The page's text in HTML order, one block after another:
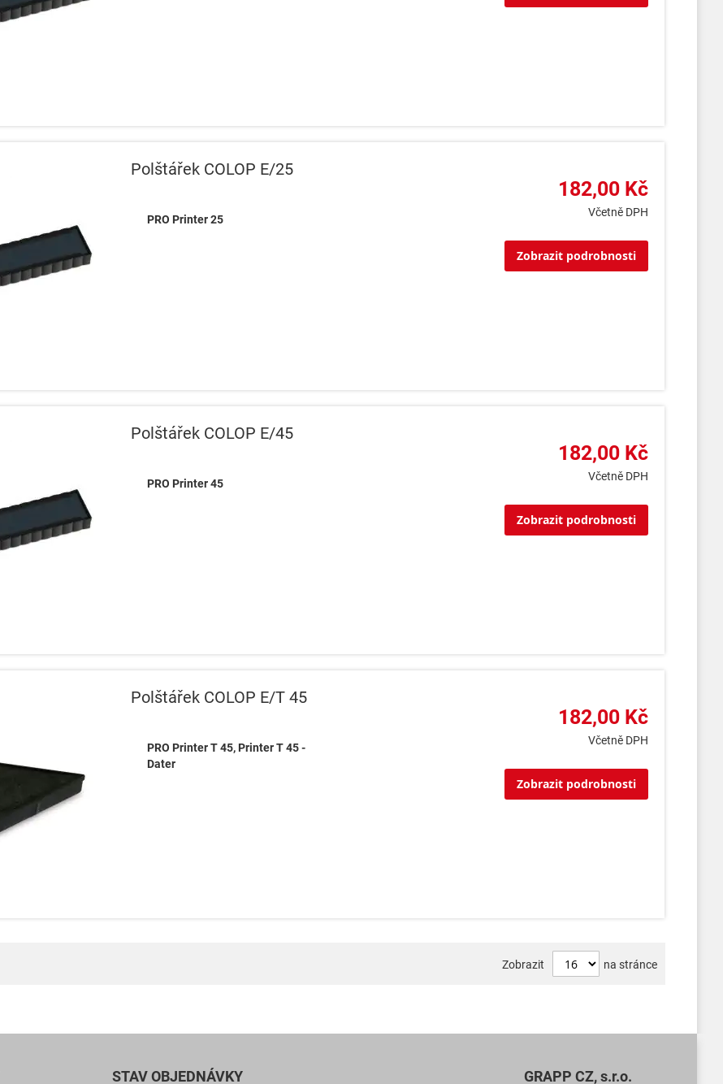
Polštářek COLOP E/25
PRO Printer 25
182,00 Kč
Včetně DPH
Zobrazit podrobnosti
Polštářek COLOP E/45
PRO Printer 45
182,00 Kč
Včetně DPH
Zobrazit podrobnosti
Polštářek COLOP E/T 45
PRO Printer T 45, Printer T 45 -
Dater
182,00 Kč
Včetně DPH
Zobrazit podrobnosti
Zobrazit na stránce
STAV OBJEDNÁVKY GRAPP CZ, s.r.o.